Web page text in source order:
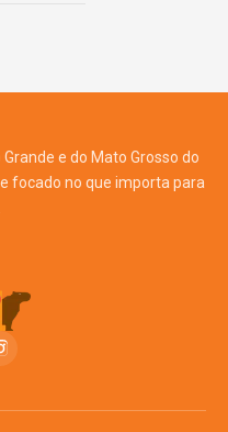
e do Mato Grosso do
focado no que importa para